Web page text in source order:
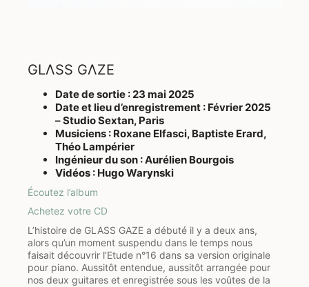
GLΛSS GΛZE
Date de sortie : 23 mai 2025
Date et lieu d’enregistrement : Février 2025
– Studio Sextan, Paris
Musiciens : Roxane Elfasci, Baptiste Erard,
Théo Lampérier
Ingénieur du son : Aurélien Bourgois
Vidéos : Hugo Warynski
Écoutez l’album
Achetez votre CD
L’histoire de GLASS GAZE a débuté il y a deux ans,
alors qu’un moment suspendu dans le temps nous
faisait découvrir l’Etude n°16 dans sa version originale
pour piano. Aussitôt entendue, aussitôt arrangée pour
nos deux guitares et enregistrée sous les voûtes de la